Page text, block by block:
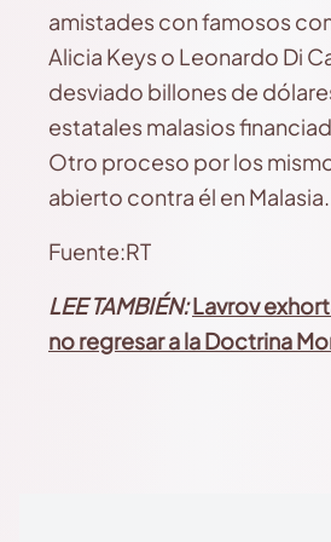
amistades con famosos
Alicia Keys o Leonardo Di
desviado billones de
estatales malasios
Otro proceso por los
abierto contra él en Malasia.
Fuente:RT
LEE TAMBIÉN:Lavrov
no regresar a la Doctrina